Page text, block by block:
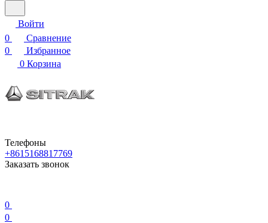
Войти
0
Сравнение
0
Избранное
0 Корзина
Телефоны
+8615168817769
Заказать звонок
0
0